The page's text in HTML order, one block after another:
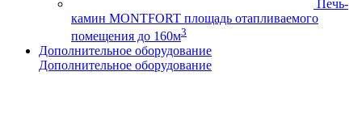
Печь-
камин MONTFORT площадь отапливаемого
помещения до 160м3
Дополнительное оборудование
Дополнительное оборудование